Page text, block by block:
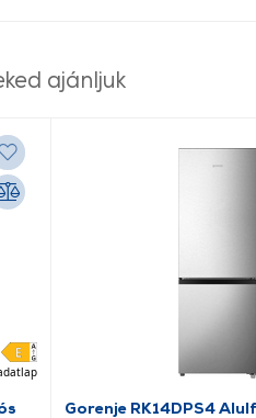
ajánljuk
Gorenje RK14DPS4